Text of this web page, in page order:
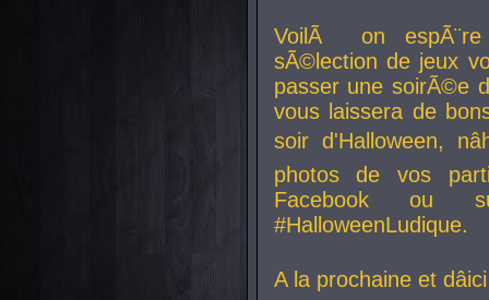
VoilÃ on
sÃ©lection de jeux
passer une soirÃ©e
vous laissera de
soir d'Halloween,
photos de vos
Facebook ou
#HalloweenLudique.
A la prochaine et